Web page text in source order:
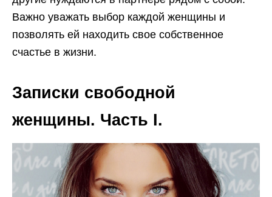
Важно уважать выбор каждой женщины и
позволять ей находить свое собственное
счастье в жизни.
Записки свободной
женщины. Часть I.